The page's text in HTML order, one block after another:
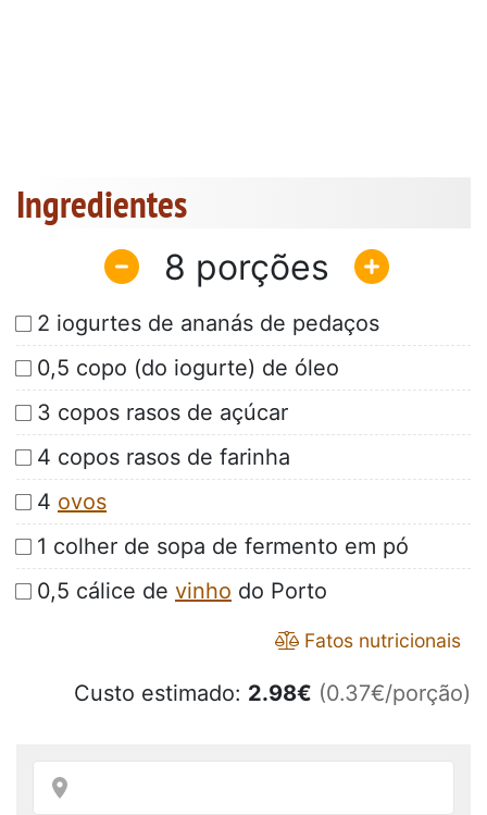
Ingredientes
8
2 iogurtes de ananás de pedaços
0,5 copo (do iogurte) de óleo
3 copos rasos de açúcar
4 copos rasos de farinha
4 ovos
1 colher de sopa de fermento em pó
0,5 cálice de vinho do Porto
Fatos nutricionais
Custo estimado: 2.98€ (0.37€/porção)